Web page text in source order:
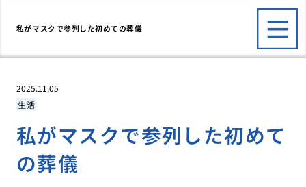
私がマスクで参列した初めての葬儀
2025.11.05
生活
私がマスクで参列した初めて
の葬儀